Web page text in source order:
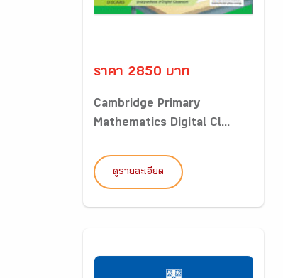
ราคา 2850 บาท
Cambridge Primary
Mathematics Digital Cl...
ดูรายละเอียด